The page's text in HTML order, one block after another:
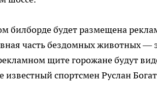
билборде будет размещена
часть бездомных животных
щите горожане будут
известный спортсмен Руслан